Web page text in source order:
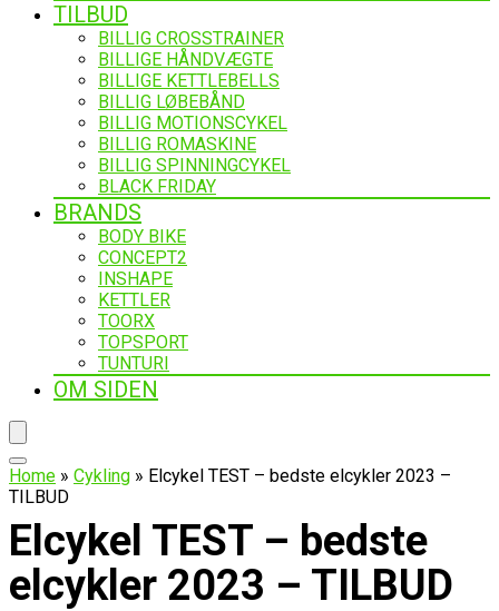
TILBUD
BILLIG CROSSTRAINER
BILLIGE HÅNDVÆGTE
BILLIGE KETTLEBELLS
BILLIG LØBEBÅND
BILLIG MOTIONSCYKEL
BILLIG ROMASKINE
BILLIG SPINNINGCYKEL
BLACK FRIDAY
BRANDS
BODY BIKE
CONCEPT2
INSHAPE
KETTLER
TOORX
TOPSPORT
TUNTURI
OM SIDEN
Home » Cykling » Elcykel TEST – bedste elcykler 2023 –
TILBUD
Elcykel TEST – bedste
elcykler 2023 – TILBUD